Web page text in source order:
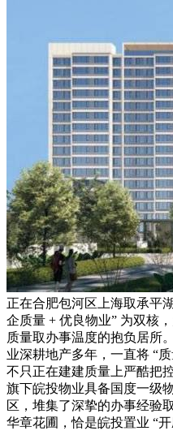
正在合肥包河区上海取承平
企质量 + 优良物业” 为双核
质量取办事温度的抱负居所
业深耕地产多年，一直将 “
不只正在建建质量上严酷把
旗下皖投物业具备国度一级
区，堆集了深挚的办事经验
华章花圃，恰是皖投置业 “